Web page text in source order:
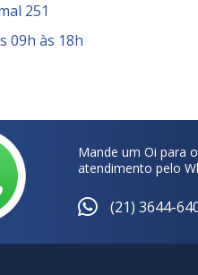
251
09h às 18h
Mande um Oi para
atendimento pelo
(21) 3644-